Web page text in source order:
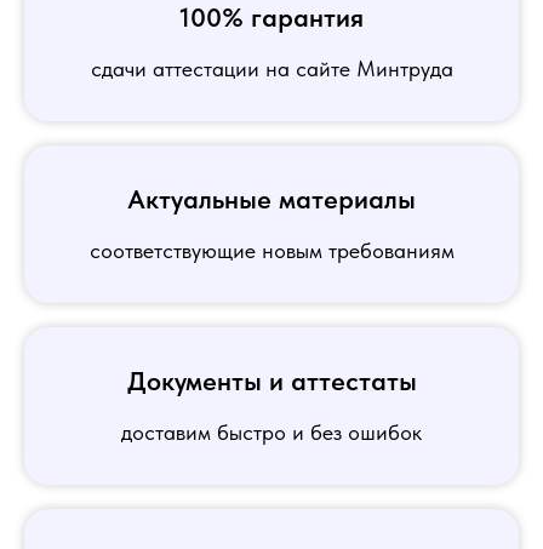
100% гарантия
сдачи аттестации на сайте Минтруда
Актуальные материалы
соответствующие новым требованиям
Документы и аттестаты
доставим быстро и без ошибок